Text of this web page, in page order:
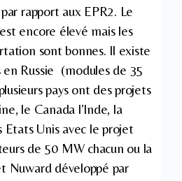
rapport aux EPR2. Le
encore élevé mais les
sont bonnes. Il existe
Russie (modules de 35
pays ont des projets
le Canada l’Inde, la
Etats Unis avec le projet
de 50 MW chacun ou la
Nuward développé par